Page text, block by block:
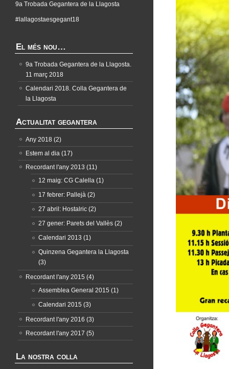
9a Trobada Gegantera de la Llagosta
#lallagostaesgegant18
El més nou…
9a Trobada Gegantera de la Llagosta.
11 març 2018
Calendari 2018. Colla Gegantera de
la Llagosta
Actualitat gegantera
Any 2018 (2)
Estem al dia (17)
Recordant l'any 2013 (11)
12 maig: CG Calella (1)
17 febrer: Pallejà (2)
27 abril: Hostalric (2)
27 gener: Parets del Vallès (2)
Calendari 2013 (1)
Quinzena Gegantera la Llagosta
(3)
Recordant l'any 2015 (4)
Assemblea General 2015 (1)
Calendari 2015 (3)
Recordant l'any 2016 (3)
Recordant l'any 2017 (5)
La nostra colla